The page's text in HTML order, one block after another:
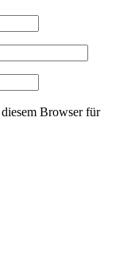
Browser für